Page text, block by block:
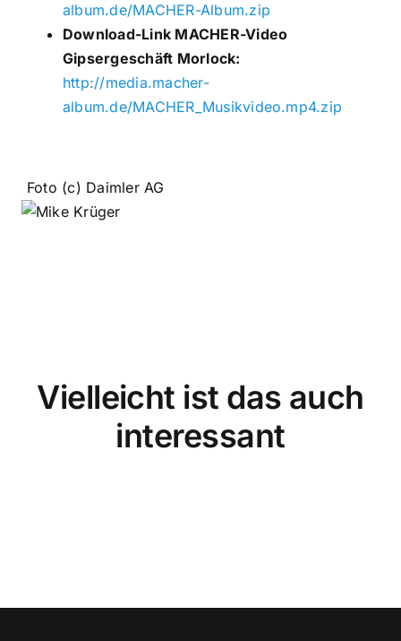
album.de/MACHER-Album.zip
Download-Link MACHER-Video
Gipsergeschäft Morlock:
http://media.macher-
album.de/MACHER_Musikvideo.mp4.zip
Foto (c) Daimler AG
Vielleicht ist das auch
interessant